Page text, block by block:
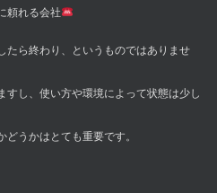
頼れる会社
たら終わり、というものではありませ
すし、使い方や環境によって状態は少し
うかはとても重要です。